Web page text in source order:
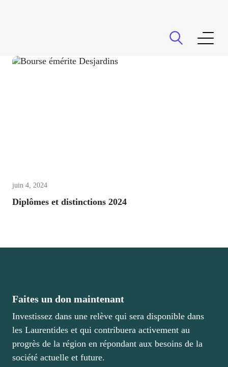
Bourses et fonds
Faire un don
juin 4, 2024
Diplômes et distinctions 2024
Faites un don maintenant
Investissez dans une relève qui sera disponible dans
les Laurentides et qui contribuera activement au
progrès de la région en répondant aux besoins de la
société actuelle et future.